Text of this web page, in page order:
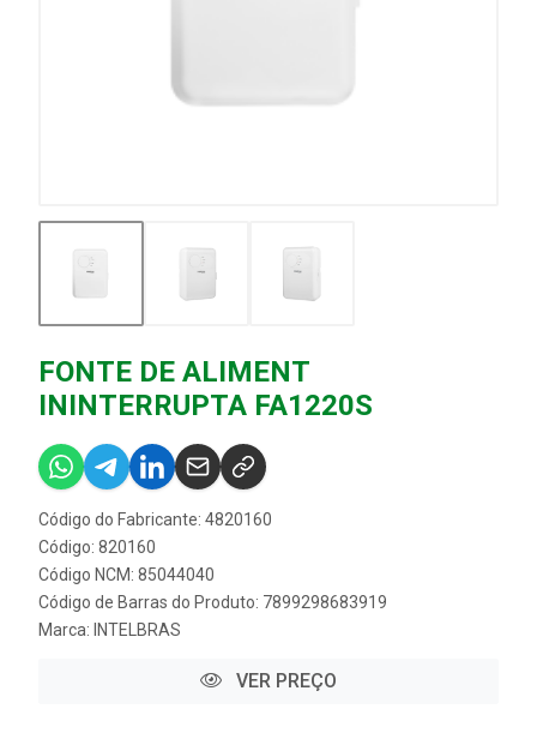
FONTE DE ALIMENT
ININTERRUPTA FA1220S
Código do Fabricante: 4820160
Código: 820160
Código NCM: 85044040
Código de Barras do Produto: 7899298683919
Marca: INTELBRAS
VER PREÇO